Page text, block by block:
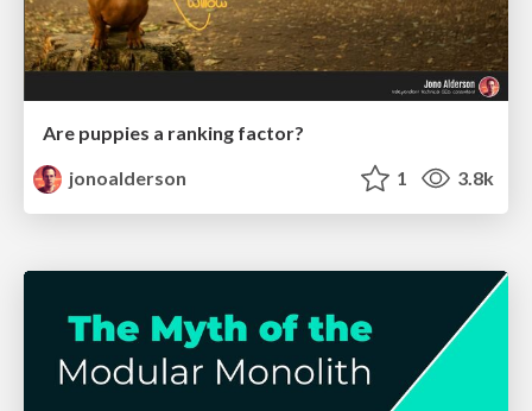
Are puppies a ranking factor?
jonoalderson
1 3.8k